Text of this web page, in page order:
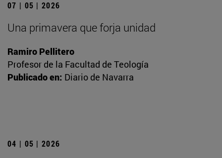
07 | 05 | 2026
Una primavera que forja unidad
Ramiro Pellitero
Profesor de la Facultad de Teología
Publicado en: Diario de Navarra
04 | 05 | 2026